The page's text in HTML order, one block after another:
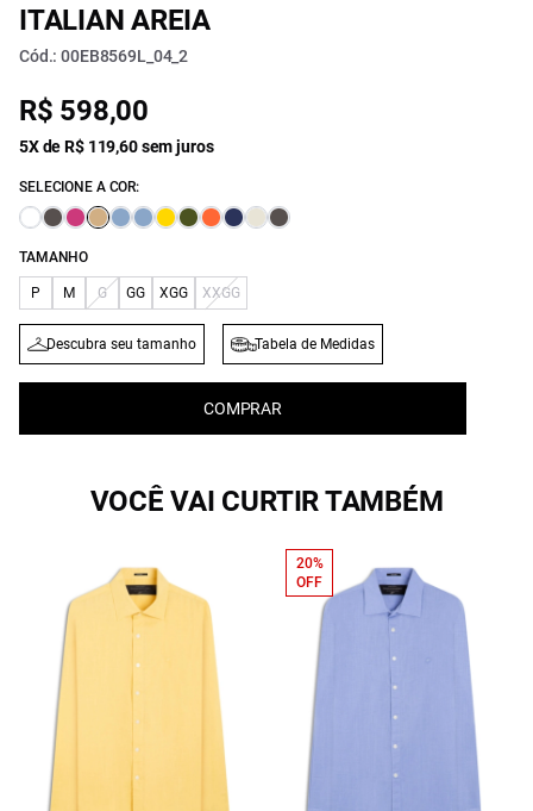
ITALIAN AREIA
Cód.: 00EB8569L_04_2
R$ 598,00
5X de R$ 119,60 sem juros
SELECIONE A COR:
TAMANHO
P M G GG XGG XXGG
Descubra seu tamanho Tabela de Medidas
COMPRAR
VOCÊ VAI CURTIR TAMBÉM
20%
OFF